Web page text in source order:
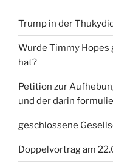
Trump in der
Wurde Timmy Hopes
hat?
Petition zur
und der darin
geschlossene
Doppelvortrag am